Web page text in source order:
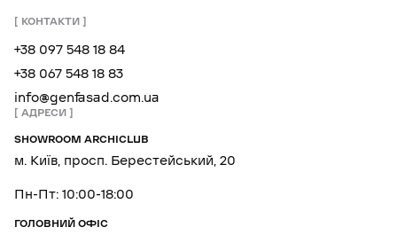
КОНТАКТИ
+38 097 548 18 84
+38 067 548 18 83
info@genfasad.com.ua
АДРЕСИ
SHOWROOM ARCHICLUB
м. Київ, просп. Берестейський, 20
Пн-Пт: 10:00-18:00
ГОЛОВНИЙ ОФІС